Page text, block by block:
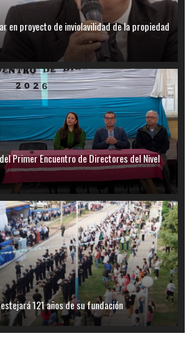
en proyecto de inviolavilidad de la propiedad
Primer Encuentro de Directores del Nivel
121 años de su fundación